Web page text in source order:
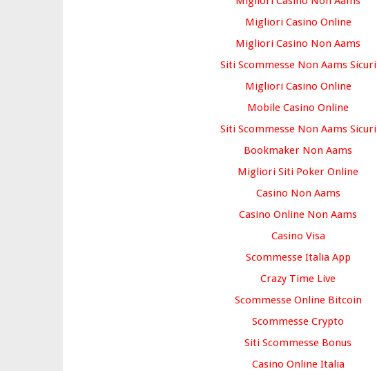
Migliori Casino Online
Migliori Casino Non Aams
Siti Scommesse Non Aams Sicuri
Migliori Casino Online
Mobile Casino Online
Siti Scommesse Non Aams Sicuri
Bookmaker Non Aams
Migliori Siti Poker Online
Casino Non Aams
Casino Online Non Aams
Casino Visa
Scommesse Italia App
Crazy Time Live
Scommesse Online Bitcoin
Scommesse Crypto
Siti Scommesse Bonus
Casino Online Italia